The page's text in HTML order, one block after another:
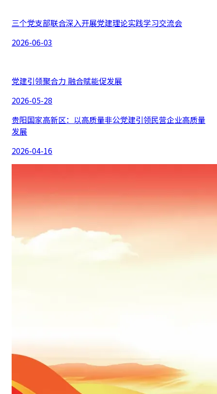
三个党支部联合深入开展党建理论实践学习交流会
2026-06-03
党建引领聚合力 融合赋能促发展
2026-05-28
贵阳国家高新区：以高质量非公党建引领民营企业高质量
发展
2026-04-16